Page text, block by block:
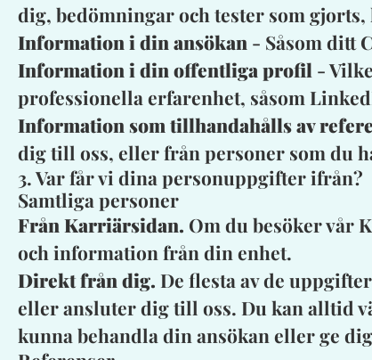
dig, bedömningar och tester som gjorts,
Information i din ansökan - Såsom ditt
Information i din offentliga profil -
professionella erfarenhet, såsom
Information som tillhandahålls av
dig till oss, eller från personer som du
3. Var får vi dina personuppgifter ifrån?
Samtliga personer
Från Karriärsidan. Om du besöker vår
och information från din enhet.
Direkt från dig. De flesta av de
eller ansluter dig till oss. Du kan alltid
kunna behandla din ansökan eller ge